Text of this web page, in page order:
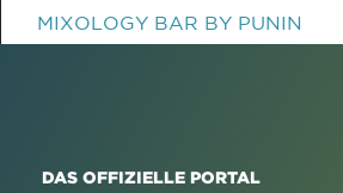
MIXOLOGY BAR BY PUNIN
DAS OFFIZIELLE PORTAL